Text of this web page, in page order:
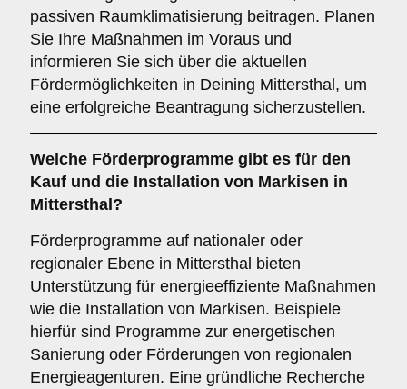
passiven Raumklimatisierung beitragen. Planen
Sie Ihre Maßnahmen im Voraus und
informieren Sie sich über die aktuellen
Fördermöglichkeiten in Deining Mittersthal, um
eine erfolgreiche Beantragung sicherzustellen.
Welche Förderprogramme gibt es für den
Kauf und die Installation von Markisen in
Mittersthal?
Förderprogramme auf nationaler oder
regionaler Ebene in Mittersthal bieten
Unterstützung für energieeffiziente Maßnahmen
wie die Installation von Markisen. Beispiele
hierfür sind Programme zur energetischen
Sanierung oder Förderungen von regionalen
Energieagenturen. Eine gründliche Recherche